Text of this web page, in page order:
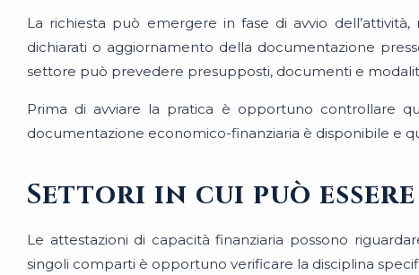
La richiesta può emergere in fase di avvio
dichiarati o aggiornamento della documentazione
settore può prevedere presupposti, documenti e
Prima di avviare la pratica è opportuno controllare
documentazione economico-finanziaria è disponibile e
Settori in cui può
Le attestazioni di capacità finanziaria possono
singoli comparti è opportuno verificare la disciplina